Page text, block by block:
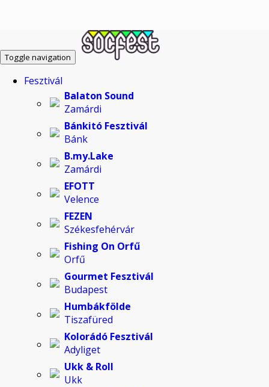
Toggle navigation
Fesztivál
Balaton Sound
Zamárdi
Bánkitó Fesztivál
Bánk
B.my.Lake
Zamárdi
EFOTT
Velence
FEZEN
Székesfehérvár
Fishing On Orfű
Orfű
Gourmet Fesztivál
Budapest
Humbákfölde
Tiszafüred
Kolorádó Fesztivál
Adyliget
Ukk & Roll
Ukk